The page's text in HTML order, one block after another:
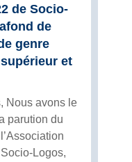
de Socio-
de
genre
et
Nous avons le
parution du
Logos,